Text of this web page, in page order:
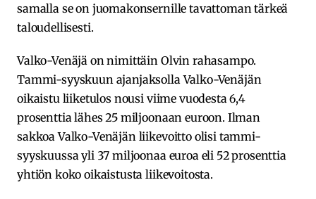
samalla se on juomakonsernille tavattoman tärkeä
taloudellisesti.
Valko-Venäjä on nimittäin Olvin rahasampo.
Tammi-syyskuun ajanjaksolla Valko-Venäjän
oikaistu liiketulos nousi viime vuodesta 6,4
prosenttia lähes 25 miljoonaan euroon. Ilman
sakkoa Valko-Venäjän liikevoitto olisi tammi-
syyskuussa yli 37 miljoonaa euroa eli 52 prosenttia
yhtiön koko oikaistusta liikevoitosta.